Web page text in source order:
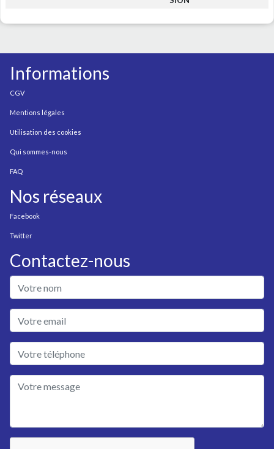
Informations
CGV
Mentions légales
Utilisation des cookies
Qui sommes-nous
FAQ
Nos réseaux
Facebook
Twitter
Contactez-nous